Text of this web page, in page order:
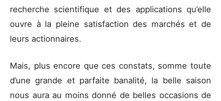
recherche scientifique et des applications qu’elle
ouvre à la pleine satisfaction des marchés et de
leurs actionnaires.
Mais, plus encore que ces constats, somme toute
d’une grande et parfaite banalité, la belle saison
nous aura au moins donné de belles occasions de